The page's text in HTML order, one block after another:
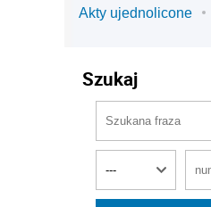
Akty ujednolicone
Szukaj